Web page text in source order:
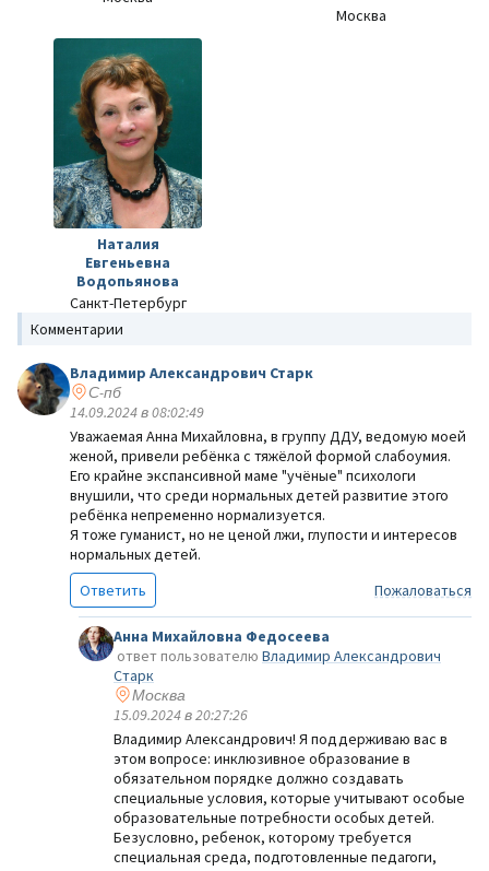
Москва
Наталия
Евгеньевна
Водопьянова
Санкт-Петербург
Комментарии
Владимир Александрович Старк
С-пб
14.09.2024 в 08:02:49
Уважаемая Анна Михайловна, в группу ДДУ, ведомую моей
женой, привели ребёнка с тяжёлой формой слабоумия.
Его крайне экспансивной маме "учёные" психологи
внушили, что среди нормальных детей развитие этого
ребёнка непременно нормализуется.
Я тоже гуманист, но не ценой лжи, глупости и интересов
нормальных детей.
Ответить
Пожаловаться
Анна Михайловна Федосеева
ответ пользователю Владимир Александрович
Старк
Москва
15.09.2024 в 20:27:26
Владимир Александрович! Я поддерживаю вас в
этом вопросе: инклюзивное образование в
обязательном порядке должно создавать
специальные условия, которые учитывают особые
образовательные потребности особых детей.
Безусловно, ребенок, которому требуется
специальная среда, подготовленные педагоги,